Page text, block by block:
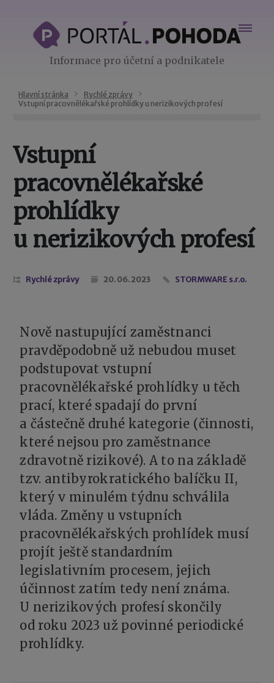
Informace pro účetní a podnikatele
Hlavní stránka
Rychlé zprávy
Vstupní pracovnělékařské prohlídky u nerizikových profesí
Vstupní
pracovnělékařské
prohlídky
u nerizikových profesí
Rychlé zprávy 20. 06. 2023 STORMWARE s.r.o.
Nově nastupující zaměstnanci
pravděpodobně už nebudou muset
podstupovat vstupní
pracovnělékařské prohlídky u těch
prací, které spadají do první
a částečně druhé kategorie (činnosti,
které nejsou pro zaměstnance
zdravotně rizikové). A to na základě
tzv. antibyrokratického balíčku II,
který v minulém týdnu schválila
vláda. Změny u vstupních
pracovnělékařských prohlídek musí
projít ještě standardním
legislativním procesem, jejich
účinnost zatím tedy není známa.
U nerizikových profesí skončily
od roku 2023 už povinné periodické
prohlídky.